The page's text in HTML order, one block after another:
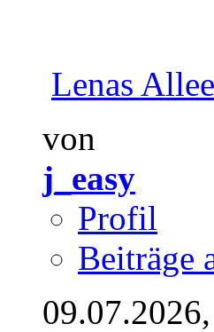
Lenas
von
j_easy
Profil
Beiträge
09.07.2026,